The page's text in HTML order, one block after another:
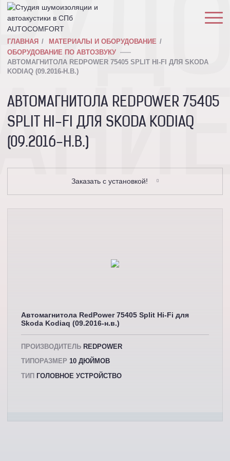
ГЛАВНАЯ
МАТЕРИАЛЫ И ОБОРУДОВАНИЕ
ОБОРУДОВАНИЕ ПО АВТОЗВУКУ
АВТОМАГНИТОЛА REDPOWER 75405 SPLIT HI-FI ДЛЯ SKODA
KODIAQ (09.2016-Н.В.)
АВТОМАГНИТОЛА REDPOWER 75405
SPLIT HI-FI ДЛЯ SKODA KODIAQ
(09.2016-Н.В.)
Автомагнитола RedPower 75405 Split Hi-Fi для
Skoda Kodiaq (09.2016-н.в.)
ПРОИЗВОДИТЕЛЬ REDPOWER
ТИПОРАЗМЕР 10 ДЮЙМОВ
ТИП ГОЛОВНОЕ УСТРОЙСТВО
Заказать с установкой!